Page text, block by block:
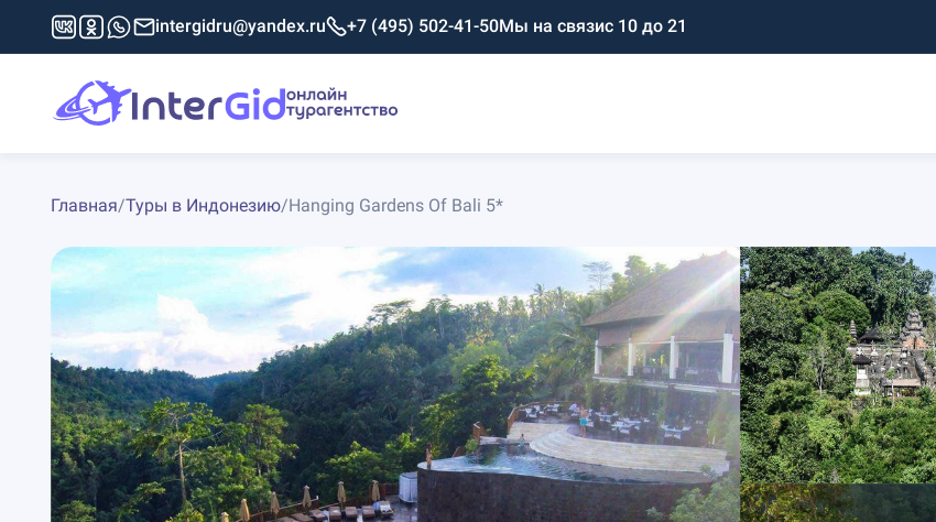
intergidru@yandex.ru +7 (495) 502-41-50Мы на связис 10 до 21
Главная/Туры в Индонезию/Hanging Gardens Of Bali 5*